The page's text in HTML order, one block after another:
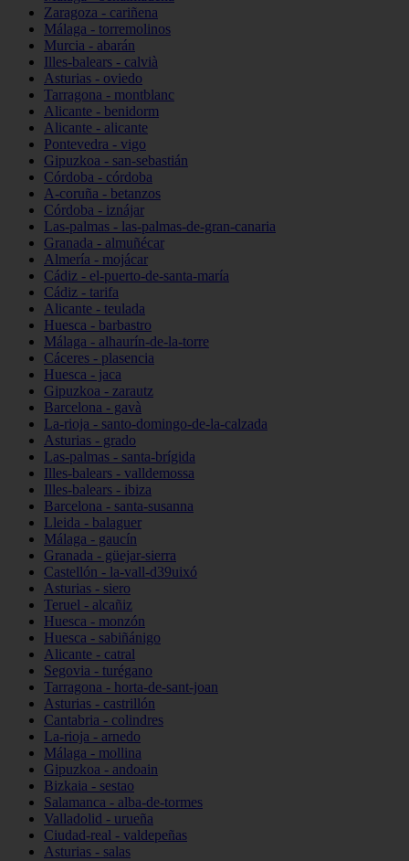
Zaragoza - cariñena
Málaga - torremolinos
Murcia - abarán
Illes-balears - calvià
Asturias - oviedo
Tarragona - montblanc
Alicante - benidorm
Alicante - alicante
Pontevedra - vigo
Gipuzkoa - san-sebastián
Córdoba - córdoba
A-coruña - betanzos
Córdoba - iznájar
Las-palmas - las-palmas-de-gran-canaria
Granada - almuñécar
Almería - mojácar
Cádiz - el-puerto-de-santa-maría
Cádiz - tarifa
Alicante - teulada
Huesca - barbastro
Málaga - alhaurín-de-la-torre
Cáceres - plasencia
Huesca - jaca
Gipuzkoa - zarautz
Barcelona - gavà
La-rioja - santo-domingo-de-la-calzada
Asturias - grado
Las-palmas - santa-brígida
Illes-balears - valldemossa
Illes-balears - ibiza
Barcelona - santa-susanna
Lleida - balaguer
Málaga - gaucín
Granada - güejar-sierra
Castellón - la-vall-d39uixó
Asturias - siero
Teruel - alcañiz
Huesca - monzón
Huesca - sabiñánigo
Alicante - catral
Segovia - turégano
Tarragona - horta-de-sant-joan
Asturias - castrillón
Cantabria - colindres
La-rioja - arnedo
Málaga - mollina
Gipuzkoa - andoain
Bizkaia - sestao
Salamanca - alba-de-tormes
Valladolid - urueña
Ciudad-real - valdepeñas
Asturias - salas